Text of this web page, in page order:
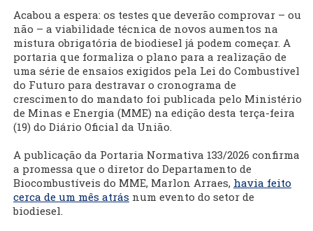
Acabou a espera: os testes que deverão comprovar – ou
não – a viabilidade técnica de novos aumentos na
mistura obrigatória de biodiesel já podem começar. A
portaria que formaliza o plano para a realização de
uma série de ensaios exigidos pela Lei do Combustível
do Futuro para destravar o cronograma de
crescimento do mandato foi publicada pelo Ministério
de Minas e Energia (MME) na edição desta terça-feira
(19) do Diário Oficial da União.
A publicação da Portaria Normativa 133/2026 confirma
a promessa que o diretor do Departamento de
Biocombustíveis do MME, Marlon Arraes, havia feito
cerca de um mês atrás num evento do setor de
biodiesel.